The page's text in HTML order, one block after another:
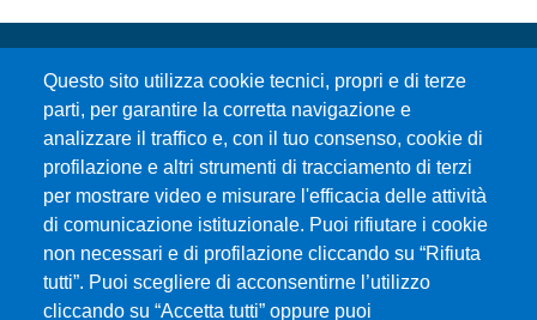
Questo sito utilizza cookie tecnici, propri e di terze
parti, per garantire la corretta navigazione e
analizzare il traffico e, con il tuo consenso, cookie di
profilazione e altri strumenti di tracciamento di terzi
per mostrare video e misurare l'efficacia delle attività
di comunicazione istituzionale. Puoi rifiutare i cookie
non necessari e di profilazione cliccando su “Rifiuta
tutti”. Puoi scegliere di acconsentirne l’utilizzo
cliccando su “Accetta tutti” oppure puoi
Università degli Studi di Messina
Piazza Pugliatti, 1 - 98122 Messina
Cod. Fiscale 80004070837
P.IVA 00724160833